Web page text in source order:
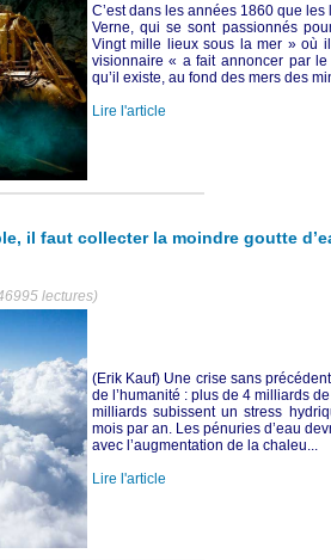
C’est dans les années 1860 que les
Verne, qui se sont passionnés
Vingt mille lieux sous la mer » où
visionnaire « a fait annoncer par
qu’il existe, au fond des mers des
Lire l'article
il faut collecter la moindre goutte
lectures)
(Erik Kauf) Une crise sans
de l’humanité : plus de 4 milliards
milliards subissent un stress
mois par an. Les pénuries d’eau
avec l’augmentation de la chaleu...
Lire l'article